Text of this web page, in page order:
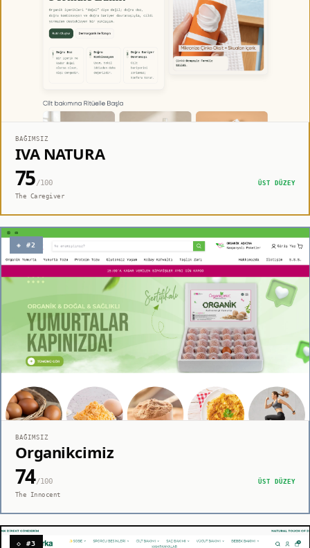
BAĞIMSIZ
IVA NATURA
75/100
ÜST DÜZEY
The Caregiver
◈ #2
BAĞIMSIZ
Organikcimiz
74/100
ÜST DÜZEY
The Innocent
◇ #3